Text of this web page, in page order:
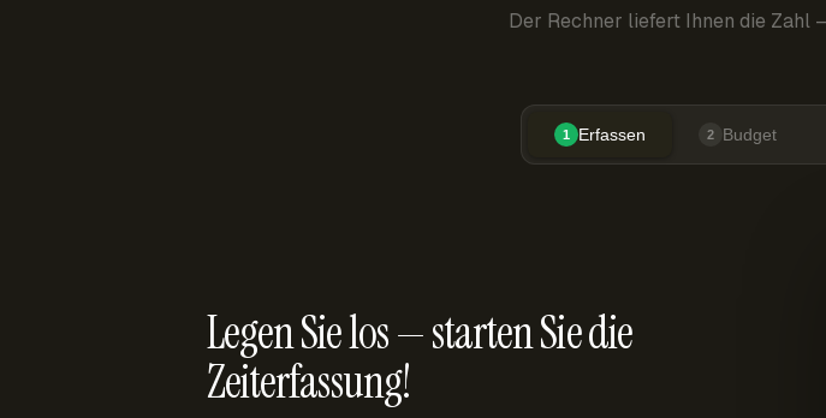
Der Rechner liefert Ihnen die Zahl
1 Erfassen 2 Budget
Legen Sie los — starten Sie die
Zeiterfassung!